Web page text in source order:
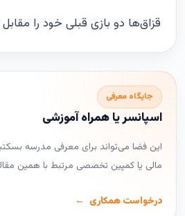
قزاق‌ها دو بازی قبلی خود را
جایگاه معرفی
اسپانسر یا همراه آموزشی
این فضا می‌تواند برای معرفی مدرسه
مالی یا کمپین تخصصی مرتبط با همین
درخواست همکاری